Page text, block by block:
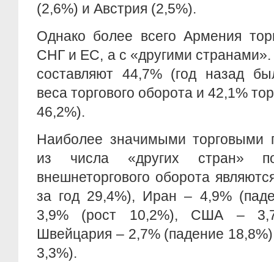
(2,6%) и Австрия (2,5%).
Однако более всего Армения
СНГ и ЕС, а с «другими странами».
составляют 44,7% (год назад
веса торгового оборота и 42,1%
46,2%).
Наиболее значимыми торговыми
из числа «других стран»
внешнеторгового оборота
за год 29,4%), Иран – 4,9%
3,9% (рост 10,2%), США –
Швейцария – 2,7% (падение
3,3%).